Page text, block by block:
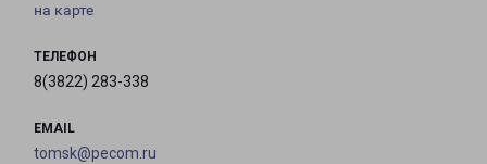
на карте
ТЕЛЕФОН
8(3822) 283-338
EMAIL
tomsk@pecom.ru